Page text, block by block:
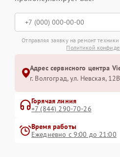
Отправляя заявку на ремонт
Политикой
Адрес сервисного центра
г. Волгоград, ул. Невская, 12В
Горячая линия
+7 (844) 290-70-26
Время работы
Ежедневно с 9:00 до 21:00